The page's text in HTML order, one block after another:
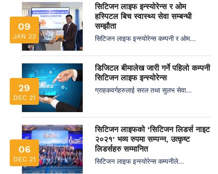
09
JAN 22
सिटिजन लाइफ इन्स्योरेन्स र ओम
हस्पिटल बिच स्वास्थ्य सेवा सम्बन्धी
सम्झौता
सिटिजन लाइफ इन्स्योरेन्स कम्पनी र ओम....
29
DEC 21
डिजिटल बीमालेख जारी गर्ने पहिलो कम्पनी
सिटिजन लाइफ इन्स्योरेन्स
ग्राहकवर्गहरुलाई सरल तथा सुलभ सेवा....
06
DEC 21
सिटिजन लाइफको ‘सिटिजन लिडर्स नाइट
२०२१’ भव्य रुपमा सम्पन्न, उत्कृष्ट
लिडर्सहरु सम्मानित
सिटिजन लाइफ इन्स्योरेन्स कम्पनीले....